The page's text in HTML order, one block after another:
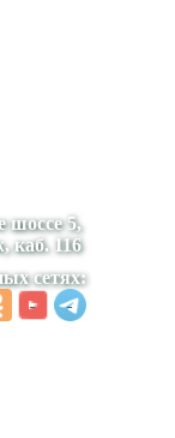
шоссе 5,
каб. 116
сетях: